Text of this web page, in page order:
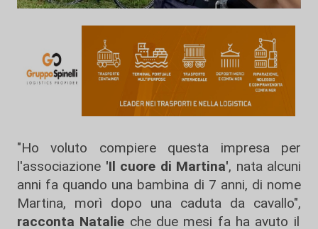
"Ho voluto compiere questa impresa per
l'associazione 'Il cuore di Martina', nata alcuni
anni fa quando una bambina di 7 anni, di nome
Martina, morì dopo una caduta da cavallo",
racconta Natalie che due mesi fa ha avuto il